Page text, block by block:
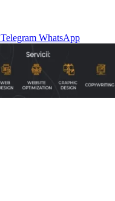
Telegram WhatsApp